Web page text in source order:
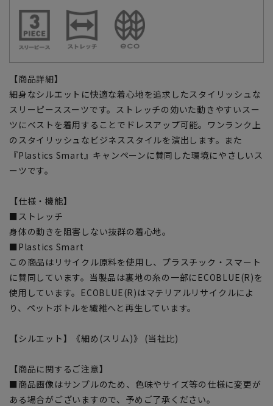
【商品詳細】
細身なシルエットに快適な着心地を追求したスタイリッシュな
スリーピーススーツです。ストレッチの効いた動きやすいスー
ツにベストを着用することでドレスアップ可能。ワンランク上
のスタイリッシュなビジネススタイルを演出します。また
『Plastics Smart』キャンペーンに賛同した環境にやさしいス
ーツです。
【仕様・機能】
■ストレッチ
身体の動きを阻害しない抜群の着心地。
■Plastics Smart
この商品はリサイクル原料を使用し、プラスチック・スマート
に賛同しています。当製品は裏地の糸の一部にECOBLUE(R)を
使用しています。ECOBLUE(R)はマテリアルリサイクルによ
り、ペットボトルを繊維へと再生しています。
【シルエット】《細め(スリム)》 (当社比)
【商品に関するご注意】
■商品画像はサンプルのため、色味やサイズ等の仕様に変更が
ある場合がございますので、予めご了承ください。